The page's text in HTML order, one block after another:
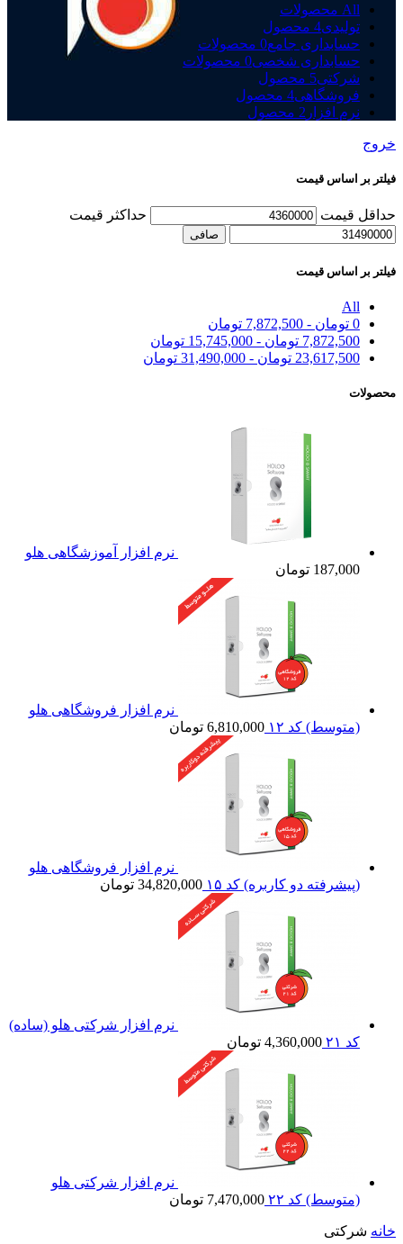
All محصولات
تولیدی4 محصول
حسابداری جامع0 محصولات
حسابداری شخصی0 محصولات
شرکتی5 محصول
فروشگاهی4 محصول
نرم افزار 2 محصول
خروج
فیلتر بر اساس قیمت
حداقل قیمت حداكثر قيمت
صافی
فیلتر بر اساس قیمت
All
0 تومان -
7,872,500 تومان
7,872,500 تومان -
15,745,000 تومان
23,617,500 تومان -
31,490,000 تومان
محصولات
نرم افزار آموزشگاهی هلو
187,000 تومان
نرم افزار فروشگاهی هلو
(متوسط) کد ۱۲
6,810,000 تومان
نرم افزار فروشگاهی هلو
(پیشرفته دو کاربره) کد ۱۵
34,820,000 تومان
نرم افزار شرکتی هلو (ساده)
کد ۲۱
4,360,000 تومان
نرم افزار شرکتی هلو
(متوسط) کد ۲۲
7,470,000 تومان
خانه شرکتی